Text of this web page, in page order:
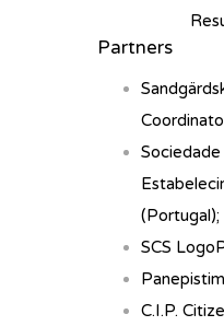
Partners
(Portugal);
SCS
C.I.P.